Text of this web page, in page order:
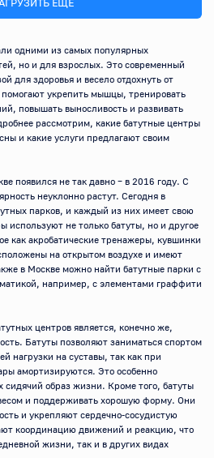
одними из самых популярных
но и для взрослых. Это современный
для здоровья и весело отдохнуть от
укрепить мышцы, тренировать
повышать выносливость и развивать
рассмотрим, какие батутные центры
и какие услуги предлагают своим
появился не так давно – в 2016 году. С
неуклонно растут. Сегодня в
парков, и каждый из них имеет свою
используют не только батуты, но и другое
как акробатические тренажеры, кувшинки
на открытом воздухе и имеют
в Москве можно найти батутные парки с
например, с элементами граффити
центров является, конечно же,
Батуты позволяют заниматься спортом
нагрузки на суставы, так как при
амортизируются. Это особенно
образ жизни. Кроме того, батуты
и поддерживать хорошую форму. Они
и укрепляют сердечно-сосудистую
координацию движений и реакцию, что
жизни, так и в других видах